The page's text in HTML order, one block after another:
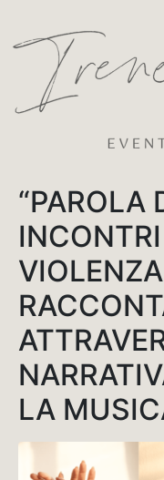
“PAROLA
LA